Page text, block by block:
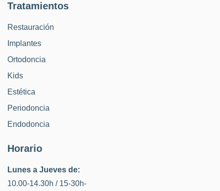
Tratamientos
Restauración
Implantes
Ortodoncia
Kids
Estética
Periodoncia
Endodoncia
Horario
Lunes a Jueves de:
10.00-14.30h / 15-30h-